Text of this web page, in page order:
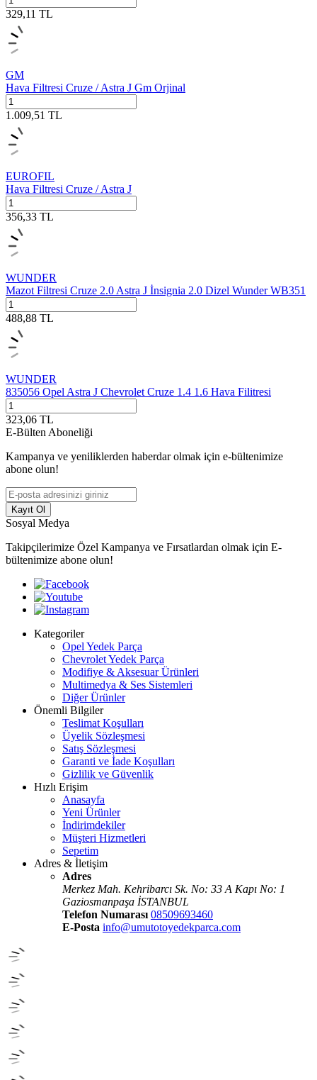
329,11 TL
GM
Hava Filtresi Cruze / Astra J Gm Orjinal
1.009,51 TL
EUROFIL
Hava Filtresi Cruze / Astra J
356,33 TL
WUNDER
Mazot Filtresi Cruze 2.0 Astra J İnsignia 2.0 Dizel Wunder WB351
488,88 TL
WUNDER
835056 Opel Astra J Chevrolet Cruze 1.4 1.6 Hava Filitresi
323,06 TL
E-Bülten Aboneliği
Kampanya ve yeniliklerden haberdar olmak için e-bültenimize
abone olun!
Kayıt Ol
Sosyal Medya
Takipçilerimize Özel Kampanya ve Fırsatlardan olmak için E-
bültenimize abone olun!
Kategoriler
Opel Yedek Parça
Chevrolet Yedek Parça
Modifiye & Aksesuar Ürünleri
Multimedya & Ses Sistemleri
Diğer Ürünler
Önemli Bilgiler
Teslimat Koşulları
Üyelik Sözleşmesi
Satış Sözleşmesi
Garanti ve İade Koşulları
Gizlilik ve Güvenlik
Hızlı Erişim
Anasayfa
Yeni Ürünler
İndirimdekiler
Müşteri Hizmetleri
Sepetim
Adres & İletişim
Adres
Merkez Mah. Kehribarcı Sk. No: 33 A Kapı No: 1
Gaziosmanpaşa İSTANBUL
Telefon Numarası 08509693460
E-Posta info@umutotoyedekparca.com